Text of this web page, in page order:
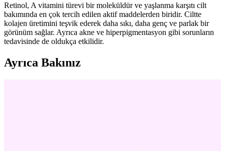
Retinol, A vitamini türevi bir moleküldür ve yaşlanma karşıtı cilt
bakımında en çok tercih edilen aktif maddelerden biridir. Ciltte
kolajen üretimini teşvik ederek daha sıkı, daha genç ve parlak bir
görünüm sağlar. Ayrıca akne ve hiperpigmentasyon gibi sorunların
tedavisinde de oldukça etkilidir.
Ayrıca Bakınız